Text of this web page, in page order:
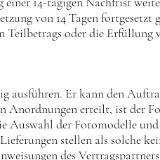
von 14 Tagen fortgesetzt
Teilbetrags oder die
ausführen. Er kann den
Anordnungen erteilt, ist
Auswahl der Fotomodelle
stellen als solche
des